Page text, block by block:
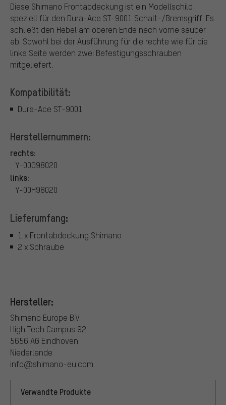
Diese Shimano Frontabdeckung ist ein Modellschild
speziell für den Dura-Ace ST-9001 Schalt-/Bremsgriff. Es
schließt den Hebel am oberen Ende nach vorne sauber
ab. Sowohl bei der Ausführung für die rechte wie für die
linke Seite werden zwei Befestigungsschrauben
mitgeliefert.
Kompatibilität:
Dura-Ace ST-9001
Herstellernummern:
rechts:
Y-00G98020
links:
Y-00H98020
Lieferumfang:
1 x Frontabdeckung Shimano
2 x Schraube
Hersteller:
Shimano Europe B.V.
High Tech Campus 92
5656 AG Eindhoven
Niederlande
info@shimano-eu.com
Verwandte Produkte